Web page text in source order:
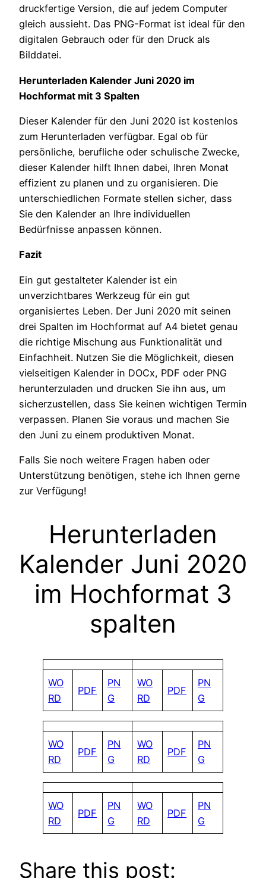
druckfertige Version, die auf jedem Computer
gleich aussieht. Das PNG-Format ist ideal für den
digitalen Gebrauch oder für den Druck als
Bilddatei.
Herunterladen Kalender Juni 2020 im
Hochformat mit 3 Spalten
Dieser Kalender für den Juni 2020 ist kostenlos
zum Herunterladen verfügbar. Egal ob für
persönliche, berufliche oder schulische Zwecke,
dieser Kalender hilft Ihnen dabei, Ihren Monat
effizient zu planen und zu organisieren. Die
unterschiedlichen Formate stellen sicher, dass
Sie den Kalender an Ihre individuellen
Bedürfnisse anpassen können.
Fazit
Ein gut gestalteter Kalender ist ein
unverzichtbares Werkzeug für ein gut
organisiertes Leben. Der Juni 2020 mit seinen
drei Spalten im Hochformat auf A4 bietet genau
die richtige Mischung aus Funktionalität und
Einfachheit. Nutzen Sie die Möglichkeit, diesen
vielseitigen Kalender in DOCx, PDF oder PNG
herunterzuladen und drucken Sie ihn aus, um
sicherzustellen, dass Sie keinen wichtigen Termin
verpassen. Planen Sie voraus und machen Sie
den Juni zu einem produktiven Monat.
Falls Sie noch weitere Fragen haben oder
Unterstützung benötigen, stehe ich Ihnen gerne
zur Verfügung!
Herunterladen
Kalender Juni 2020
im Hochformat 3
spalten
WO
RD
PDF
PN
G
WO
RD
PDF
PN
G
WO
RD
PDF
PN
G
WO
RD
PDF
PN
G
WO
RD
PDF
PN
G
WO
RD
PDF
PN
G
Share this post: